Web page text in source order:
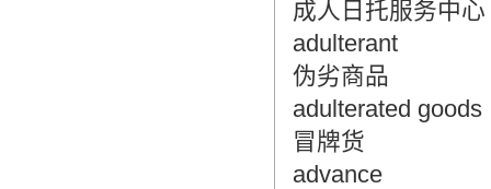
成人日托服务中心
adulterant
伪劣商品
adulterated goods
冒牌货
advance